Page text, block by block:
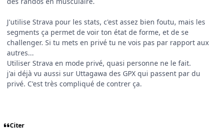
J'utilise Strava pour les stats, c'est assez bien foutu, mais les
segments ça permet de voir ton état de forme, et de se
challenger. Si tu mets en privé tu ne vois pas par rapport aux
autres...
Utiliser Strava en mode privé, quasi personne ne le fait.
j'ai déjà vu aussi sur Uttagawa des GPX qui passent par du
privé. C'est très compliqué de contrer ça.
Citer